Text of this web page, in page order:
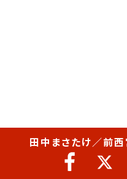
田中まさたけ／前